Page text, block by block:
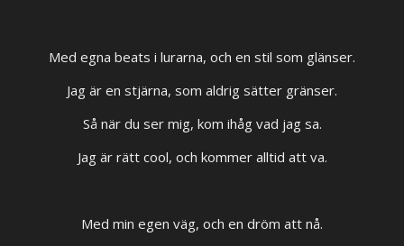
Med egna beats i lurarna, och en stil som glänser.
Jag är en stjärna, som aldrig sätter gränser.
Så när du ser mig, kom ihåg vad jag sa.
Jag är rätt cool, och kommer alltid att va.
Med min egen väg, och en dröm att nå.